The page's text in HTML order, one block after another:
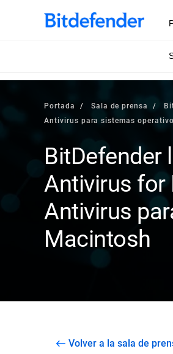
Portada Sala de prensa
Antivirus para sistemas
BitDefender
Antivirus for
Antivirus
Macintosh
Volver a la sala de